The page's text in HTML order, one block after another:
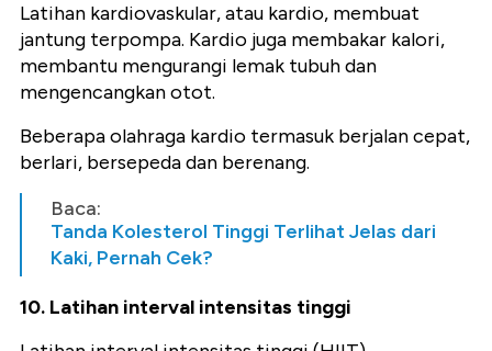
Latihan kardiovaskular, atau kardio, membuat
jantung terpompa. Kardio juga membakar kalori,
membantu mengurangi lemak tubuh dan
mengencangkan otot.
Beberapa olahraga kardio termasuk berjalan cepat,
berlari, bersepeda dan berenang.
Baca:
Tanda Kolesterol Tinggi Terlihat Jelas dari
Kaki, Pernah Cek?
10. Latihan interval intensitas tinggi